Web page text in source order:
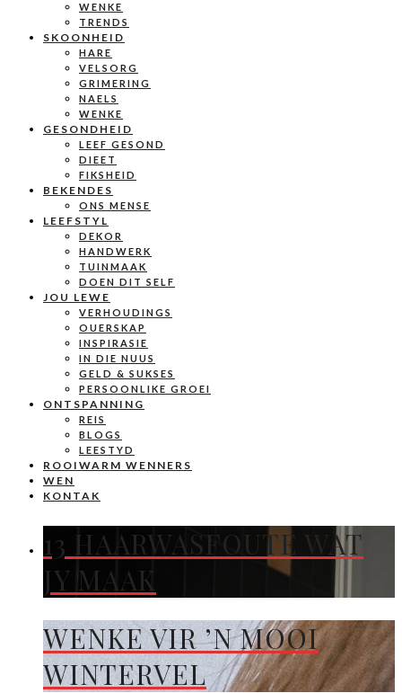
WENKE
TRENDS
SKOONHEID
HARE
VELSORG
GRIMERING
NAELS
WENKE
GESONDHEID
LEEF GESOND
DIEET
FIKSHEID
BEKENDES
ONS MENSE
LEEFSTYL
DEKOR
HANDWERK
TUINMAAK
DOEN DIT SELF
JOU LEWE
VERHOUDINGS
OUERSKAP
INSPIRASIE
IN DIE NUUS
GELD & SUKSES
PERSOONLIKE GROEI
ONTSPANNING
REIS
BLOGS
LEESTYD
ROOIWARM WENNERS
WEN
KONTAK
13 HAARWASFOUTE WAT
JY MAAK
WENKE VIR ’N MOOI
WINTERVEL